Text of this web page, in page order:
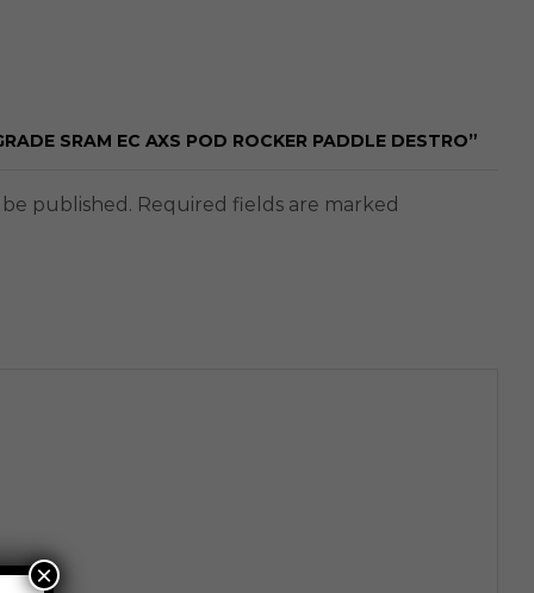
SRAM EC AXS POD ROCKER PADDLE DESTRO”
published. Required fields are marked
×